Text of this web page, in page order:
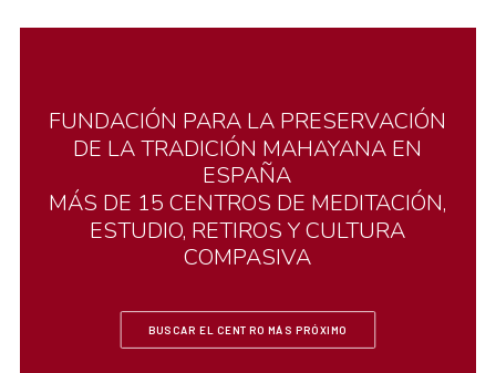
FUNDACIÓN PARA LA PRESERVACIÓN
DE LATRADICIÓN MAHAYANA EN
ESPAÑA
MÁS DE 15 CENTROS DE MEDITACIÓN,
ESTUDIO, RETIROS YCULTURA
COMPASIVA
BUSCAR EL CENTRO MÁS PRÓXIMO